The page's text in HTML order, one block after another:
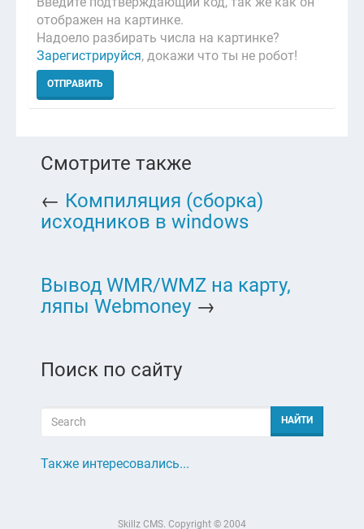
отображен на картинке.
Надоело разбирать числа на картинке?
Зарегистрируйся, докажи что ты не робот!
Смотрите также
← Компиляция (сборка)
исходников в windows
Вывод WMR/WMZ на карту,
ляпы Webmoney →
Поиск по сайту
Также интересовались...
Skillz CMS. Copyright © 2004